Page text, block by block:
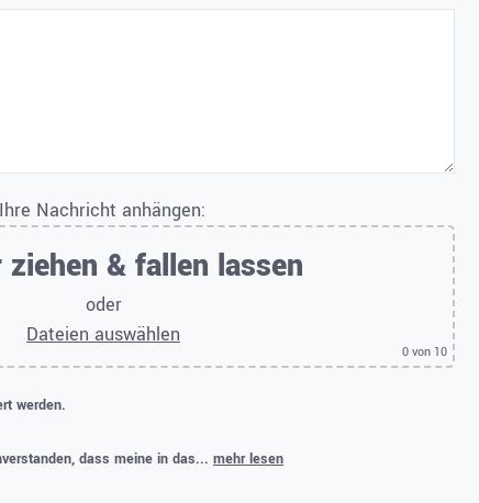
Nachricht anhängen:
ziehen & fallen lassen
oder
Dateien auswählen
0 von 10
werden.
dass meine in das... mehr lesen